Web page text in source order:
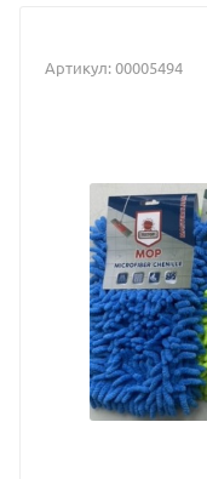
Артикул:00005494